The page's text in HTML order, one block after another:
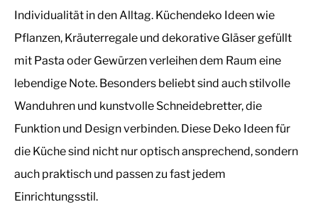
Individualität in den Alltag. Küchendeko Ideen wie
Pflanzen, Kräuterregale und dekorative Gläser gefüllt
mit Pasta oder Gewürzen verleihen dem Raum eine
lebendige Note. Besonders beliebt sind auch stilvolle
Wanduhren und kunstvolle Schneidebretter, die
Funktion und Design verbinden. Diese Deko Ideen für
die Küche sind nicht nur optisch ansprechend, sondern
auch praktisch und passen zu fast jedem
Einrichtungsstil.